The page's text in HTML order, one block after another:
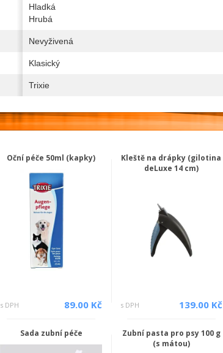
Hladká
Hrubá
Nevyživená
Klasický
Trixie
Oční péče 50ml (kapky)
s DPH 89.00 Kč
Kleště na drápky (gilotina
deLuxe 14 cm)
s DPH 139.00 Kč
Sada zubní péče
Zubní pasta pro psy 100 g
(s mátou)